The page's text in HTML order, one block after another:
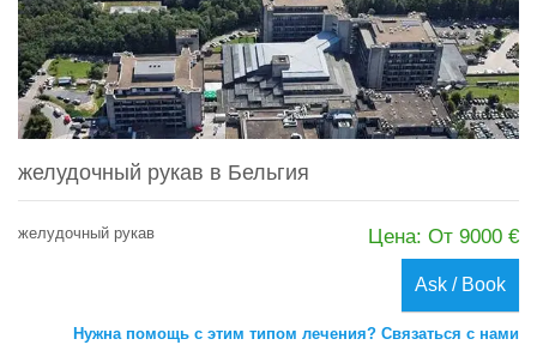
желудочный рукав в Бельгия
желудочный рукав Цена: От 9000 €
Ask / Book
Нужна помощь с этим типом лечения? Связаться с нами